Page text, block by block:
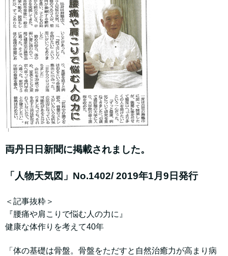
両丹日日新聞に掲載されました。
「人物天気図」No.1402/ 2019年1月9日発行
＜記事抜粋＞
『腰痛や肩こりで悩む人の力に』
健康な体作りを考えて40年
「体の基礎は骨盤。骨盤をただすと自然治癒力が高まり病